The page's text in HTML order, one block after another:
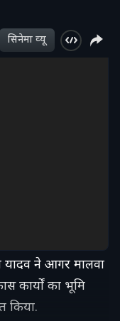
सिनेमा व्‍यू
यादव ने आगर मालवा
कार्यों का भूमि
किया.